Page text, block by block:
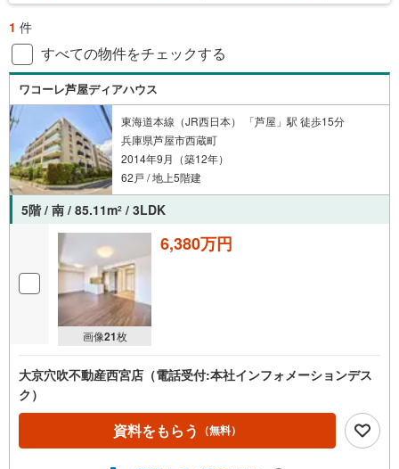
1 件
すべての物件をチェックする
ワコーレ芦屋ディアハウス
東海道本線（JR西日本） 「芦屋」駅 徒歩15分
兵庫県芦屋市西蔵町
2014年9月（築12年）
62戸 / 地上5階建
5階 / 南 / 85.11m2 / 3LDK
画像21枚
6,380万円
大京穴吹不動産西宮店（電話受付:本社インフォメーションデス
ク）
資料をもらう （無料）